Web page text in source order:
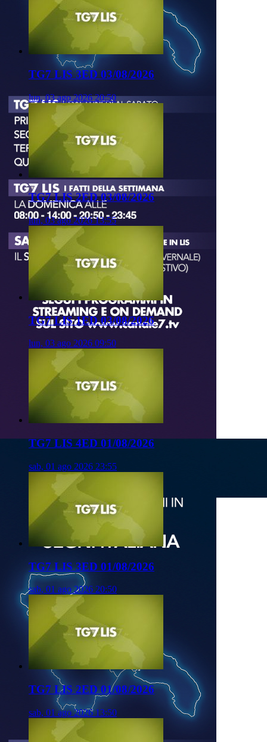
TG7 LIS 3ED 03/08/2026
lun, 03 ago 2026 20:50
TG7 LIS 2ED 03/08/2026
lun, 03 ago 2026 13:55
TG7 LIS 1ED 03/08/2026
lun, 03 ago 2026 09:50
TG7 LIS 4ED 01/08/2026
sab, 01 ago 2026 23:55
TG7 LIS 3ED 01/08/2026
sab, 01 ago 2026 20:50
TG7 LIS 2ED 01/08/2026
sab, 01 ago 2026 13:50